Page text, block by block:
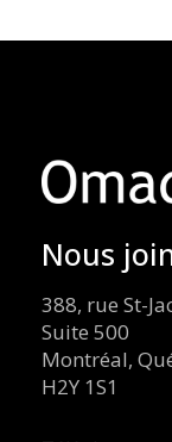
Nous
388, rue St-
Suite 500
Montréal,
H2Y 1S1